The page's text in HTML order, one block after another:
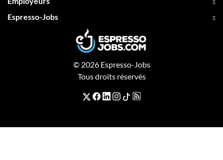
Espresso-Jobs
© 2026 Espresso-Jobs
Tous droits réservés